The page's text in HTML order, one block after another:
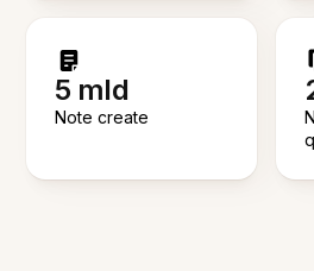
5 mld
Note create